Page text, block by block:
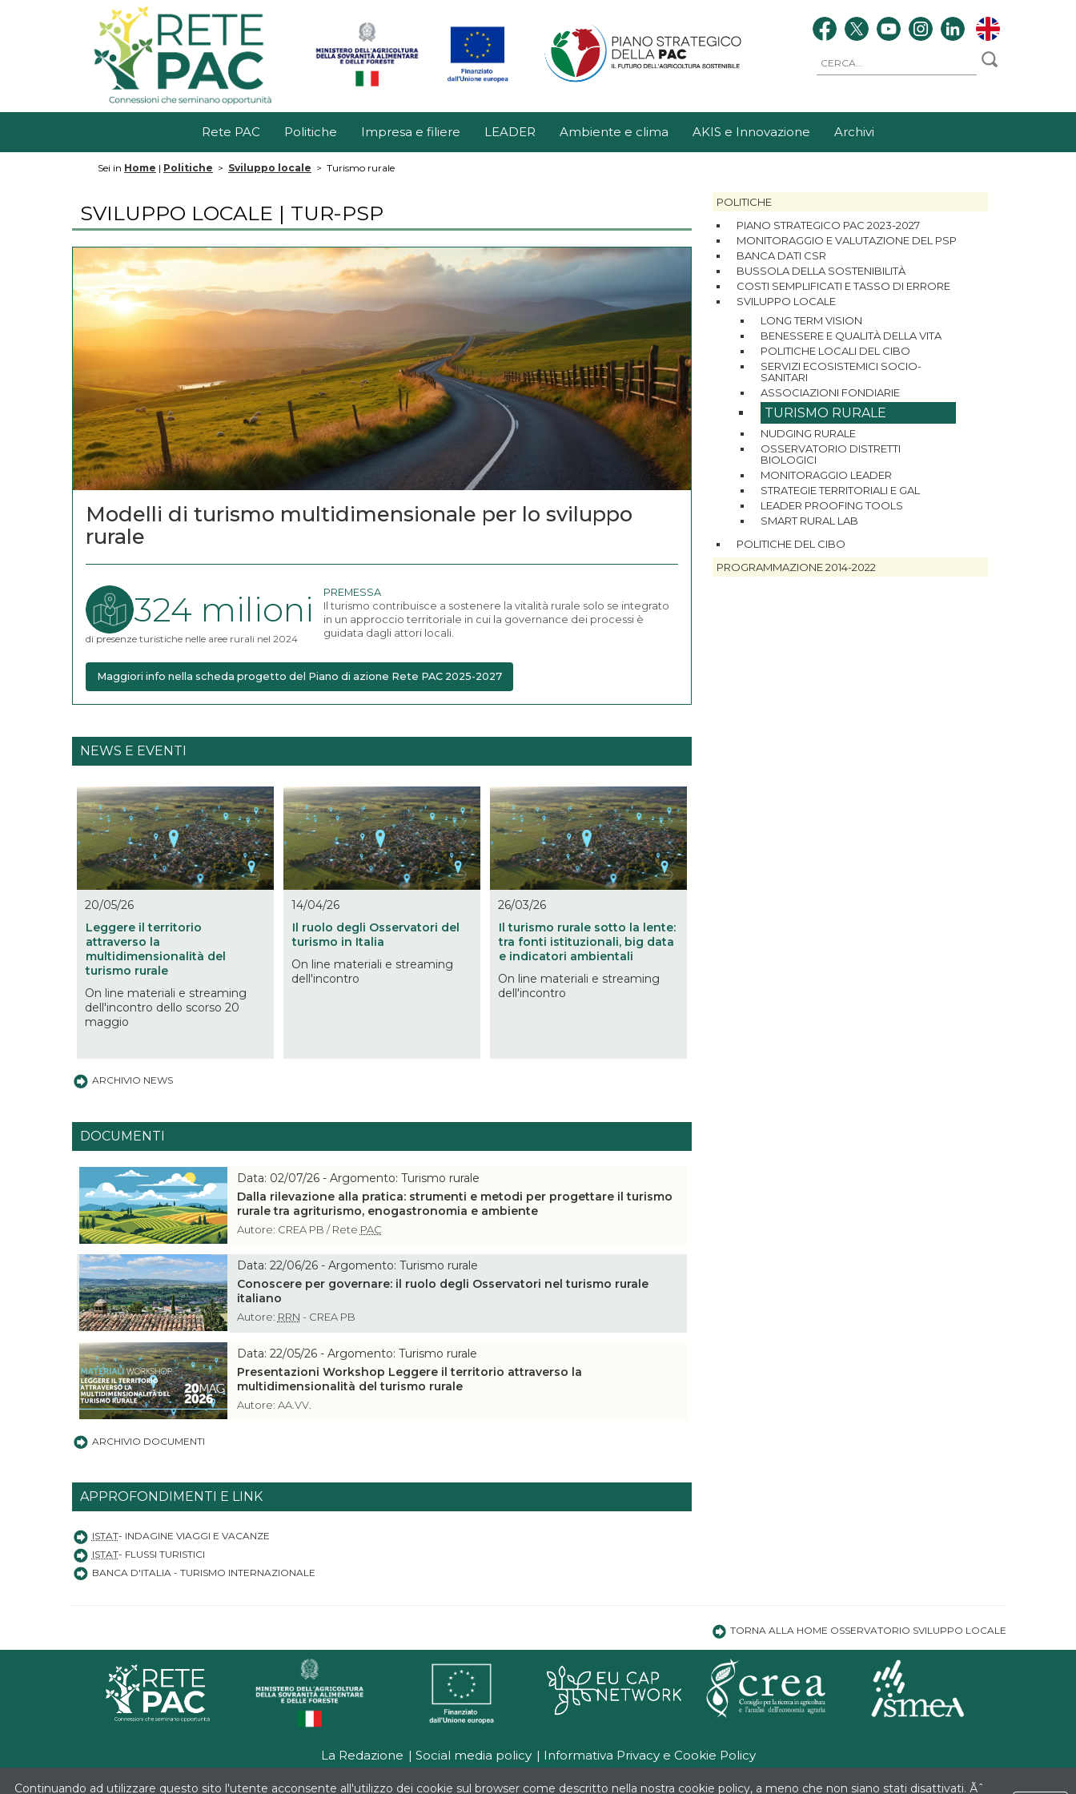
Rete PAC Politiche Impresa e filiere LEADER Ambiente e clima AKIS e Innovazione Archivi
Sei in Home | Politiche > Sviluppo locale > Turismo rurale
SVILUPPO LOCALE | TUR-PSP
Modelli di turismo multidimensionale per lo sviluppo
rurale
324 milioni
di presenze turistiche nelle aree rurali nel 2024
PREMESSA
Il turismo contribuisce a sostenere la vitalità rurale solo se integrato
in un approccio territoriale in cui la governance dei processi è
guidata dagli attori locali.
Maggiori info nella scheda progetto del Piano di azione Rete PAC 2025-2027
NEWS E EVENTI
20/05/26
Leggere il territorio
attraverso la
multidimensionalità del
turismo rurale
On line materiali e streaming
dell'incontro dello scorso 20
maggio
14/04/26
Il ruolo degli Osservatori del
turismo in Italia
On line materiali e streaming
dell'incontro
26/03/26
Il turismo rurale sotto la lente:
tra fonti istituzionali, big data
e indicatori ambientali
On line materiali e streaming
dell'incontro
ARCHIVIO NEWS
DOCUMENTI
Data: 02/07/26 - Argomento: Turismo rurale
Dalla rilevazione alla pratica: strumenti e metodi per progettare il turismo
rurale tra agriturismo, enogastronomia e ambiente
Autore: CREA PB / Rete PAC
Data: 22/06/26 - Argomento: Turismo rurale
Conoscere per governare: il ruolo degli Osservatori nel turismo rurale
italiano
Autore: RRN - CREA PB
Data: 22/05/26 - Argomento: Turismo rurale
Presentazioni Workshop Leggere il territorio attraverso la
multidimensionalità del turismo rurale
Autore: AA.VV.
ARCHIVIO DOCUMENTI
APPROFONDIMENTI E LINK
ISTAT- INDAGINE VIAGGI E VACANZE
ISTAT- FLUSSI TURISTICI
BANCA D'ITALIA - TURISMO INTERNAZIONALE
POLITICHE
PIANO STRATEGICO PAC 2023-2027
MONITORAGGIO E VALUTAZIONE DEL PSP
BANCA DATI CSR
BUSSOLA DELLA SOSTENIBILITÀ
COSTI SEMPLIFICATI E TASSO DI ERRORE
SVILUPPO LOCALE
LONG TERM VISION
BENESSERE E QUALITÀ DELLA VITA
POLITICHE LOCALI DEL CIBO
SERVIZI ECOSISTEMICI SOCIO-
SANITARI
ASSOCIAZIONI FONDIARIE
TURISMO RURALE
NUDGING RURALE
OSSERVATORIO DISTRETTI
BIOLOGICI
MONITORAGGIO LEADER
STRATEGIE TERRITORIALI E GAL
LEADER PROOFING TOOLS
SMART RURAL LAB
POLITICHE DEL CIBO
PROGRAMMAZIONE 2014-2022
TORNA ALLA HOME OSSERVATORIO SVILUPPO LOCALE
La Redazione Social media policy Informativa Privacy e Cookie Policy
Progetto realizzato con il contributo del FEASR (Fondo Europeo Agricolo per lo Sviluppo Rurale) nell'ambito delle attività previste dal
Continuando ad utilizzare questo sito l'utente acconsente all'utilizzo dei cookie sul browser come descritto nella nostra cookie policy, a meno che non siano stati disattivati. Ãˆ